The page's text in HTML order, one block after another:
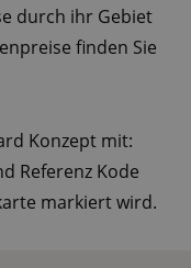
durch ihr Gebiet
finden Sie
Konzept mit:
Referenz Kode
markiert wird.